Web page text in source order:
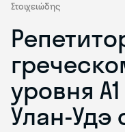
Στοιχειώδης
уровня
Улан-Удэ
Skyeng Chat
online